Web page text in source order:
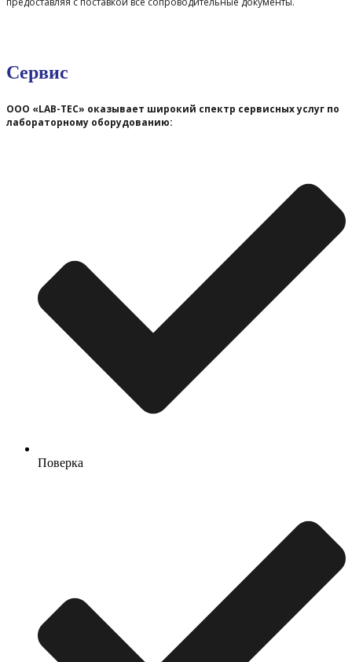
Сервис
ООО «LAB-TEC» оказывает широкий спектр сервисных услуг по
лабораторному оборудованию:
Поверка